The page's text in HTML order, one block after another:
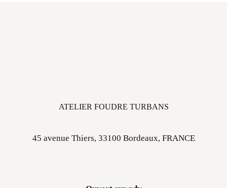
ATELIER FOUDRE TURBANS
45 avenue Thiers, 33100 Bordeaux, FRANCE